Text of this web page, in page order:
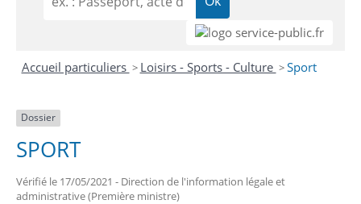
Accueil particuliers > Loisirs - Sports - Culture >Sport
Dossier
SPORT
Vérifié le 17/05/2021 - Direction de l'information légale et
administrative (Première ministre)